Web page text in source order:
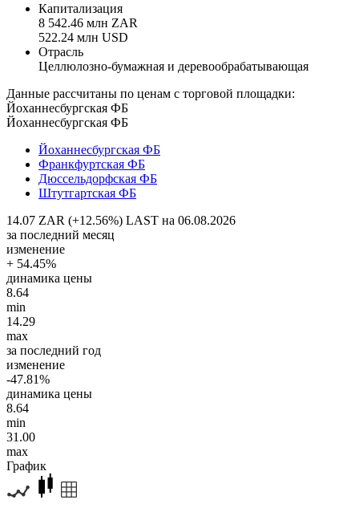
Капитализация
8 542.46 млн ZAR
522.24 млн USD
Отрасль
Целлюлозно-бумажная и деревообрабатывающая
Данные рассчитаны по ценам с торговой площадки:
Йоханнесбургская ФБ
Йоханнесбургская ФБ
Йоханнесбургская ФБ
Франкфуртская ФБ
Дюссельдорфская ФБ
Штутгартская ФБ
14.07 ZAR (+12.56%) LAST на 06.08.2026
за последний месяц
изменение
+ 54.45%
динамика цены
8.64
min
14.29
max
за последний год
изменение
-47.81%
динамика цены
8.64
min
31.00
max
График